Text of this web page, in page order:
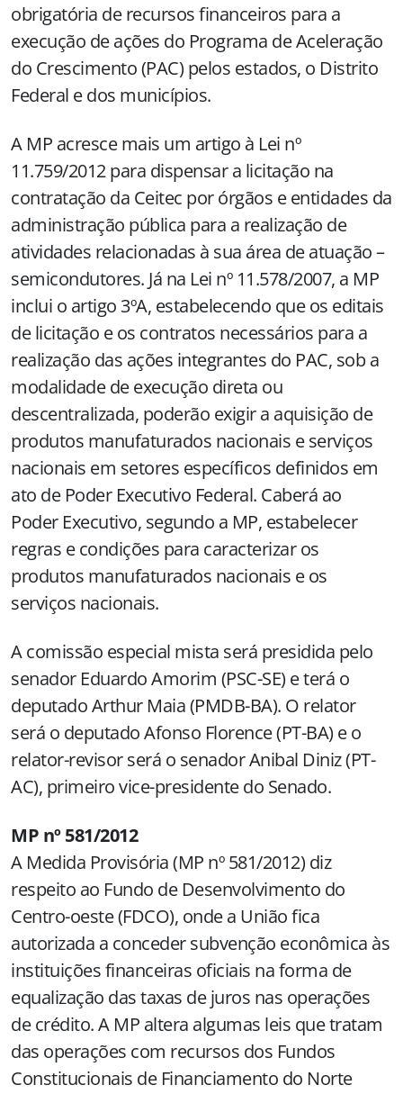
obrigatória de recursos financeiros para a
execução de ações do Programa de Aceleração
do Crescimento (PAC) pelos estados, o Distrito
Federal e dos municípios.
A MP acresce mais um artigo à Lei nº
11.759/2012 para dispensar a licitação na
contratação da Ceitec por órgãos e entidades da
administração pública para a realização de
atividades relacionadas à sua área de atuação –
semicondutores. Já na Lei nº 11.578/2007, a MP
inclui o artigo 3ºA, estabelecendo que os editais
de licitação e os contratos necessários para a
realização das ações integrantes do PAC, sob a
modalidade de execução direta ou
descentralizada, poderão exigir a aquisição de
produtos manufaturados nacionais e serviços
nacionais em setores específicos definidos em
ato de Poder Executivo Federal. Caberá ao
Poder Executivo, segundo a MP, estabelecer
regras e condições para caracterizar os
produtos manufaturados nacionais e os
serviços nacionais.
A comissão especial mista será presidida pelo
senador Eduardo Amorim (PSC-SE) e terá o
deputado Arthur Maia (PMDB-BA). O relator
será o deputado Afonso Florence (PT-BA) e o
relator-revisor será o senador Anibal Diniz (PT-
AC), primeiro vice-presidente do Senado.
MP nº 581/2012
A Medida Provisória (MP nº 581/2012) diz
respeito ao Fundo de Desenvolvimento do
Centro-oeste (FDCO), onde a União fica
autorizada a conceder subvenção econômica às
instituições financeiras oficiais na forma de
equalização das taxas de juros nas operações
de crédito. A MP altera algumas leis que tratam
das operações com recursos dos Fundos
Constitucionais de Financiamento do Norte